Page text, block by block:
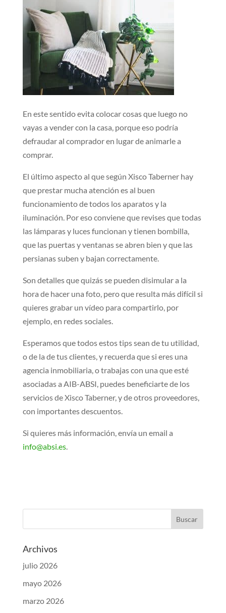
En este sentido evita colocar cosas que luego no
vayas a vender con la casa, porque eso podría
defraudar al comprador en lugar de animarle a
comprar.
El último aspecto al que según Xisco Taberner hay
que prestar mucha atención es al buen
funcionamiento de todos los aparatos y la
iluminación. Por eso conviene que revises que todas
las lámparas y luces funcionan y tienen bombilla,
que las puertas y ventanas se abren bien y que las
persianas suben y bajan correctamente.
Son detalles que quizás se pueden disimular a la
hora de hacer una foto, pero que resulta más difícil si
quieres grabar un vídeo para compartirlo, por
ejemplo, en redes sociales.
Esperamos que todos estos tips sean de tu utilidad,
o de la de tus clientes, y recuerda que si eres una
agencia inmobiliaria, o trabajas con una que esté
asociadas a AIB-ABSI, puedes beneficiarte de los
servicios de Xisco Taberner, y de otros proveedores,
con importantes descuentos.
Si quieres más información, envía un email a
info@absi.es.
Archivos
julio 2026
mayo 2026
marzo 2026